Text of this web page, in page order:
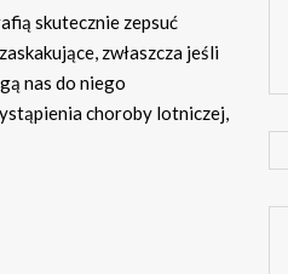
skutecznie zepsuć
zwłaszcza jeśli
nas do niego
choroby lotniczej,